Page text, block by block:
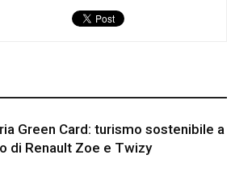
Green Card: turismo sostenibile a
di Renault Zoe e Twizy